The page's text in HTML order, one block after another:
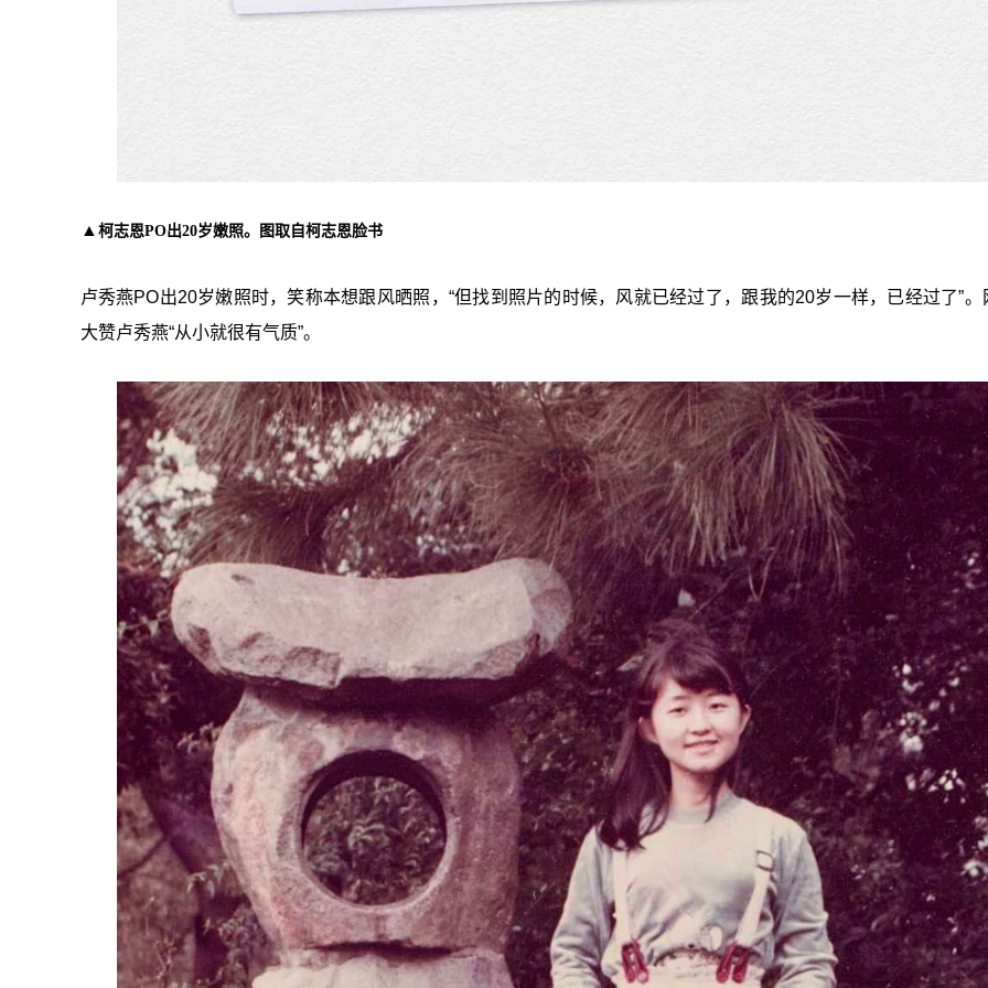
▲ 柯志恩PO出20岁嫩照。图取自柯志恩脸书
卢秀燕PO出20岁嫩照时，笑称本想跟风晒照，“但找到照片的时候，风就已经过了，跟我的20岁一样，已经过了”。
大赞卢秀燕“从小就很有气质”。